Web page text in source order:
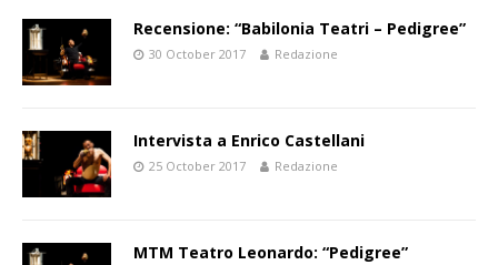
Recensione: “Babilonia Teatri – Pedigree”
30 October 2017 Redazione
Intervista a Enrico Castellani
25 October 2017 Redazione
MTM Teatro Leonardo: “Pedigree”